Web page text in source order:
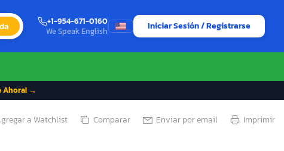
+1-954-671-0160
We Speak English
Iniciar Sesión / Registrarse
Ahora! →
a Watchlist Comparar Enviar por email Imprimir